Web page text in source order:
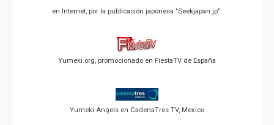
en Internet, por la publicación japonesa "Seekjapan.jp".
Yumeki.org, promocionado en FiestaTV de España
Yumeki Angels en CadenaTres TV, Mexico